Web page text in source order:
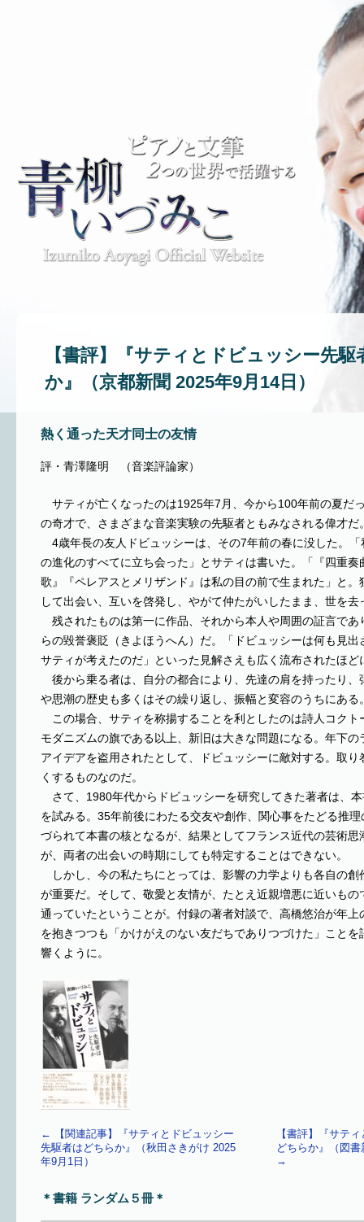
【書評】『サティとドビュッシー先
か』（京都新聞 2025年9月14日）
熱く通った天才同士の友情
評・青澤隆明 （音楽評論家）
サティが亡くなったのは1925年7月、今から100年前の夏だ
の奇才で、さまざまな音楽実験の先駆者ともみなされる偉才だ
4歳年長の友人ドビュッシーは、その7年前の春に没した。
の進化のすべてに立ち会った」とサティは書いた。「『四重奏
歌』『ペレアスとメリザンド』は私の目の前で生まれた」と。
して出会い、互いを啓発し、やがて仲たがいしたまま、世を去
残されたものは第一に作品、それから本人や周囲の証言であ
らの毀誉褒貶（きよほうへん）だ。「ドビュッシーは何も見
サティが考えたのだ」といった見解さえも広く流布されたほど
後から乗る者は、自分の都合により、先達の肩を持ったり、
や思潮の歴史も多くはその繰り返し、振幅と変容のうちにある
この場合、サティを称揚することを利としたのは詩人コクト
モダニズムの旗である以上、新旧は大きな問題になる。年下の
アイデアを盗用されたとして、ドビュッシーに敵対する。取り
くするものなのだ。
さて、1980年代からドビュッシーを研究してきた著者は、
を試みる。35年前後にわたる交友や創作、関心事をたどる推
づられて本書の核となるが、結果としてフランス近代の芸術思
が、両者の出会いの時期にしても特定することはできない。
しかし、今の私たちにとっては、影響の力学よりも各自の創
が重要だ。そして、敬愛と友情が、たとえ近親増悪に近いもの
通っていたということが。付録の著者対談で、高橋悠治が年上
を抱きつつも「かけがえのない友だちでありつづけた」ことを
響くように。
←
【関連記事】『サティとドビュッシー
先駆者はどちらか』（秋田さきがけ 2025
年9月1日）
【書評】『サテ
どちらか』（図
→
＊書籍 ランダム５冊＊